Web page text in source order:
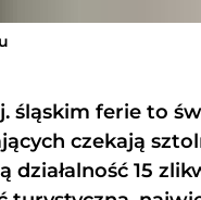
śląskim ferie to
czekają
działalność 15